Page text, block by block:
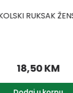
RUKSAK TRACTOR
28,00 KM